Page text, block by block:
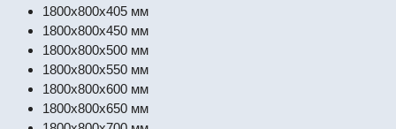
1800x800x405 мм
1800x800x450 мм
1800x800x500 мм
1800x800x550 мм
1800x800x600 мм
1800x800x650 мм